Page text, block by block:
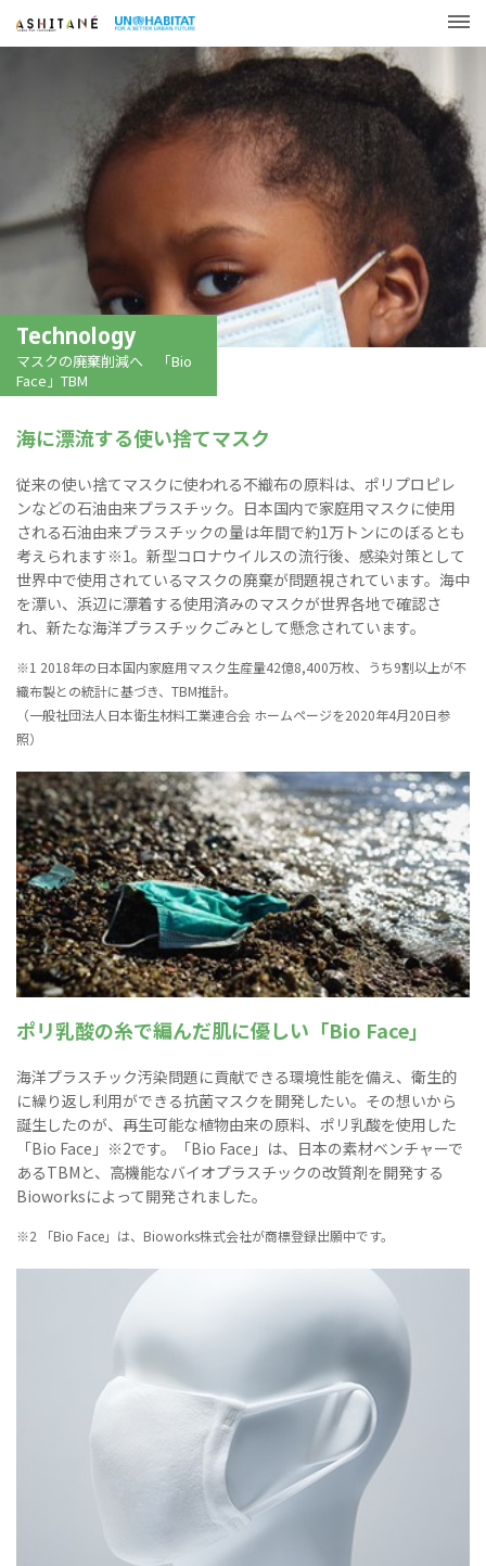
Technology
マスクの廃棄削減へ 「Bio
Face」TBM
海に漂流する使い捨てマスク
従来の使い捨てマスクに使われる不織布の原料は、ポリプロピレ
ンなどの石油由来プラスチック。日本国内で家庭用マスクに使用
される石油由来プラスチックの量は年間で約1万トンにのぼるとも
考えられます※1。新型コロナウイルスの流行後、感染対策として
世界中で使用されているマスクの廃棄が問題視されています。海中
を漂い、浜辺に漂着する使用済みのマスクが世界各地で確認さ
れ、新たな海洋プラスチックごみとして懸念されています。
※1 2018年の日本国内家庭用マスク生産量42億8,400万枚、うち9割以上が不
織布製との統計に基づき、TBM推計。
（一般社団法人日本衛生材料工業連合会 ホームページを2020年4月20日参
照）
ポリ乳酸の糸で編んだ肌に優しい「Bio Face」
海洋プラスチック汚染問題に貢献できる環境性能を備え、衛生的
に繰り返し利用ができる抗菌マスクを開発したい。その想いから
誕生したのが、再生可能な植物由来の原料、ポリ乳酸を使用した
「Bio Face」※2です。「Bio Face」は、日本の素材ベンチャーで
あるTBMと、高機能なバイオプラスチックの改質剤を開発する
Bioworksによって開発されました。
※2 「Bio Face」は、Bioworks株式会社が商標登録出願中です。